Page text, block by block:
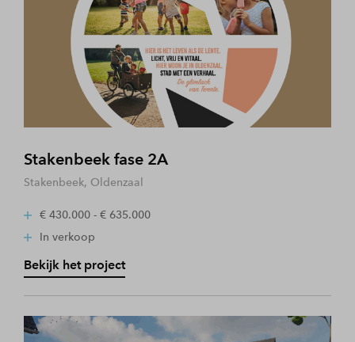
Stakenbeek fase 2A
Stakenbeek, Oldenzaal
€ 430.000 - € 635.000
In verkoop
Bekijk het project